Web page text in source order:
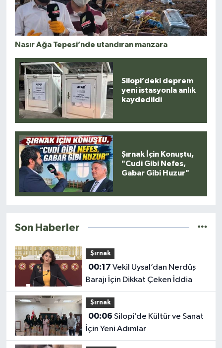
Nasır Ağa Tepesi’nde utandıran manzara
Silopi’deki deprem
yeni istasyonla anlık
kaydedildi
Şırnak İçin Konuştu,
"Cudi Gibi Nefes,
Gabar Gibi Huzur"
Son Haberler
Şırnak
00:17
Barajı İçin Dikkat Çeken İddia
Şırnak
00:06
İçin Yeni Adımlar